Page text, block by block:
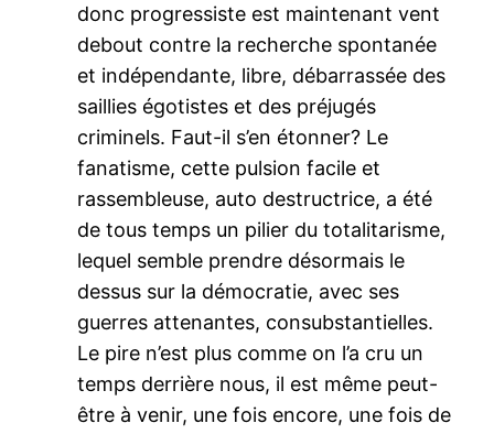
donc progressiste est maintenant vent
debout contre la recherche spontanée
et indépendante, libre, débarrassée des
saillies égotistes et des préjugés
criminels. Faut-il s’en étonner? Le
fanatisme, cette pulsion facile et
rassembleuse, auto destructrice, a été
de tous temps un pilier du totalitarisme,
lequel semble prendre désormais le
dessus sur la démocratie, avec ses
guerres attenantes, consubstantielles.
Le pire n’est plus comme on l’a cru un
temps derrière nous, il est même peut-
être à venir, une fois encore, une fois de